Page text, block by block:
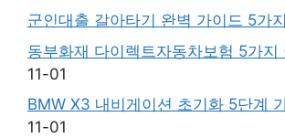
군인대출 갈아타기 완벽 가이드 5가지
동부화재 다이렉트자동차보험 5가지
11-01
BMW X3 내비게이션 초기화 5단계
11-01